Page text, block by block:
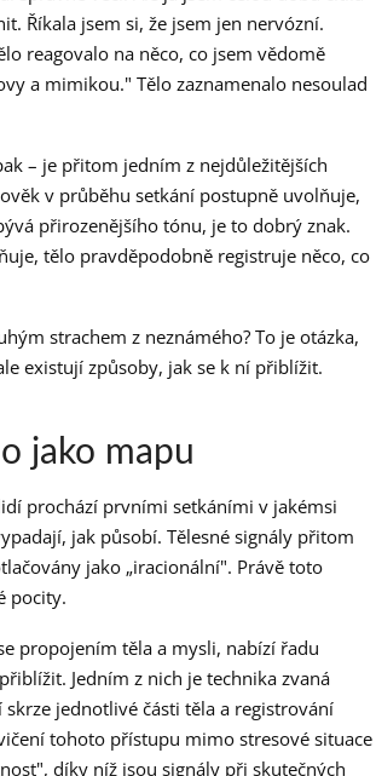
Říkala jsem si, že jsem jen nervózní.
reagovalo na něco, co jsem vědomě
a mimikou." Tělo zaznamenalo nesoulad
– je přitom jedním z nejdůležitějších
v průběhu setkání postupně uvolňuje,
přirozenějšího tónu, je to dobrý znak.
tělo pravděpodobně registruje něco, co
strachem z neznámého? To je otázka,
existují způsoby, jak se k ní přiblížit.
jako mapu
prochází prvními setkáními v jakémsi
jak působí. Tělesné signály přitom
jako „iracionální". Právě toto
pocity.
propojením těla a mysli, nabízí řadu
Jedním z nich je technika zvaná
jednotlivé části těla a registrování
tohoto přístupu mimo stresové situace
díky níž jsou signály při skutečných